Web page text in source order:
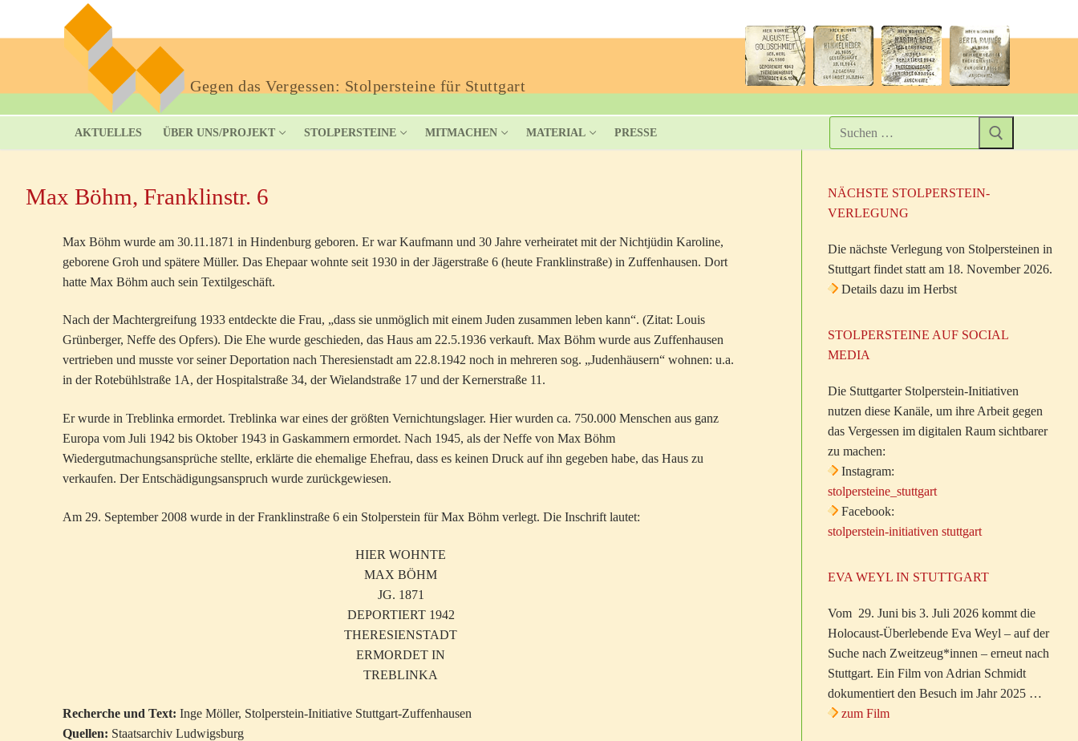
Gegen das Vergessen: Stolpersteine für Stuttgart
AKTUELLES ÜBER UNS/PROJEKT STOLPERSTEINE MITMACHEN MATERIAL PRESSE
Max Böhm, Franklinstr. 6
Max Böhm wurde am 30.11.1871 in Hindenburg geboren. Er war Kaufmann und 30 Jahre verheiratet mit der Nichtjüdin Karoline,
geborene Groh und spätere Müller. Das Ehepaar wohnte seit 1930 in der Jägerstraße 6 (heute Franklinstraße) in Zuffenhausen. Dort
hatte Max Böhm auch sein Textilgeschäft.
Nach der Machtergreifung 1933 entdeckte die Frau, „dass sie unmöglich mit einem Juden zusammen leben kann“. (Zitat: Louis
Grünberger, Neffe des Opfers). Die Ehe wurde geschieden, das Haus am 22.5.1936 verkauft. Max Böhm wurde aus Zuffenhausen
vertrieben und musste vor seiner Deportation nach Theresienstadt am 22.8.1942 noch in mehreren sog. „Judenhäusern“ wohnen: u.a.
in der Rotebühlstraße 1A, der Hospitalstraße 34, der Wielandstraße 17 und der Kernerstraße 11.
Er wurde in Treblinka ermordet. Treblinka war eines der größten Vernichtungslager. Hier wurden ca. 750.000 Menschen aus ganz
Europa vom Juli 1942 bis Oktober 1943 in Gaskammern ermordet. Nach 1945, als der Neffe von Max Böhm
Wiedergutmachungsansprüche stellte, erklärte die ehemalige Ehefrau, dass es keinen Druck auf ihn gegeben habe, das Haus zu
verkaufen. Der Entschädigungsanspruch wurde zurückgewiesen.
Am 29. September 2008 wurde in der Franklinstraße 6 ein Stolperstein für Max Böhm verlegt. Die Inschrift lautet:
HIER WOHNTE
MAX BÖHM
JG. 1871
DEPORTIERT 1942
THERESIENSTADT
ERMORDET IN
TREBLINKA
Recherche und Text: Inge Möller, Stolperstein-Initiative Stuttgart-Zuffenhausen
Quellen: Staatsarchiv Ludwigsburg
NÄCHSTE STOLPERSTEIN-
VERLEGUNG
Die nächste Verlegung von Stolpersteinen in
Stuttgart findet statt am 18. November 2026.
Details dazu im Herbst
STOLPERSTEINE AUF SOCIAL
MEDIA
Die Stuttgarter Stolperstein-Initiativen
nutzen diese Kanäle, um ihre Arbeit gegen
das Vergessen im digitalen Raum sichtbarer
zu machen:
Instagram:
stolpersteine_stuttgart
Facebook:
stolperstein-initiativen stuttgart
EVA WEYL IN STUTTGART
Vom 29. Juni bis 3. Juli 2026 kommt die
Holocaust-Überlebende Eva Weyl – auf der
Suche nach Zweitzeug*innen – erneut nach
Stuttgart. Ein Film von Adrian Schmidt
dokumentiert den Besuch im Jahr 2025 …
zum Film